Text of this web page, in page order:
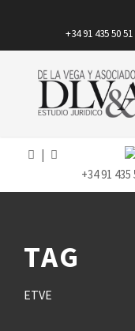
+34 91 435 50 51
+34 91 435
TAG
ETVE